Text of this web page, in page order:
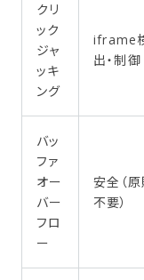
クリ
ック
ジャ
ッキ
ング
iframe
出・制御
バッ
ファ
オー
バー
フロ
ー
安全（原
不要）